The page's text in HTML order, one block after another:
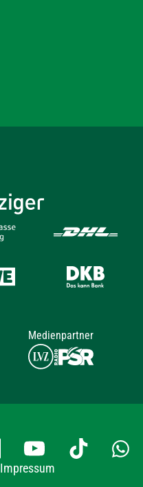
Medienpartner
Impressum